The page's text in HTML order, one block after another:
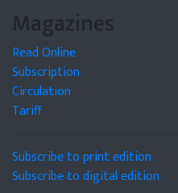
Magazines
Read Online
Subscription
Circulation
Tariff
Subscribe to print edition
Subscribe to digital edition